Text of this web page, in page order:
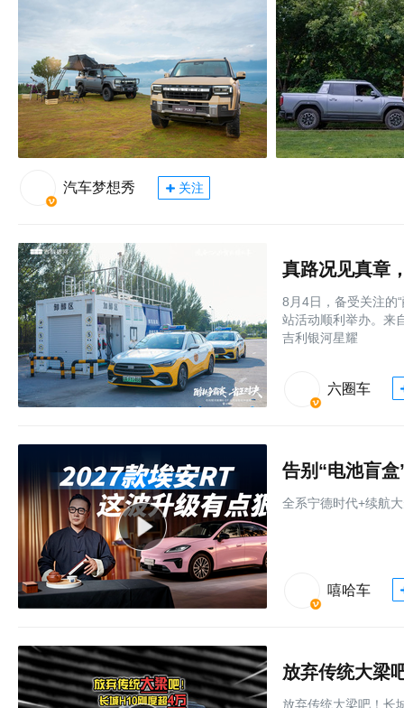
汽车梦想秀 关注
8月4日，备受关注的
站活动顺利举办。来
吉利银河星耀
六圈车
全系宁德时代+续航
嘻哈车
放弃传统大梁吧！长